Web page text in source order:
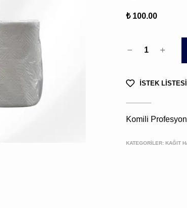
₺ 100.00
1
İSTEK
Komili
KATEGORİLER: KAĞIT